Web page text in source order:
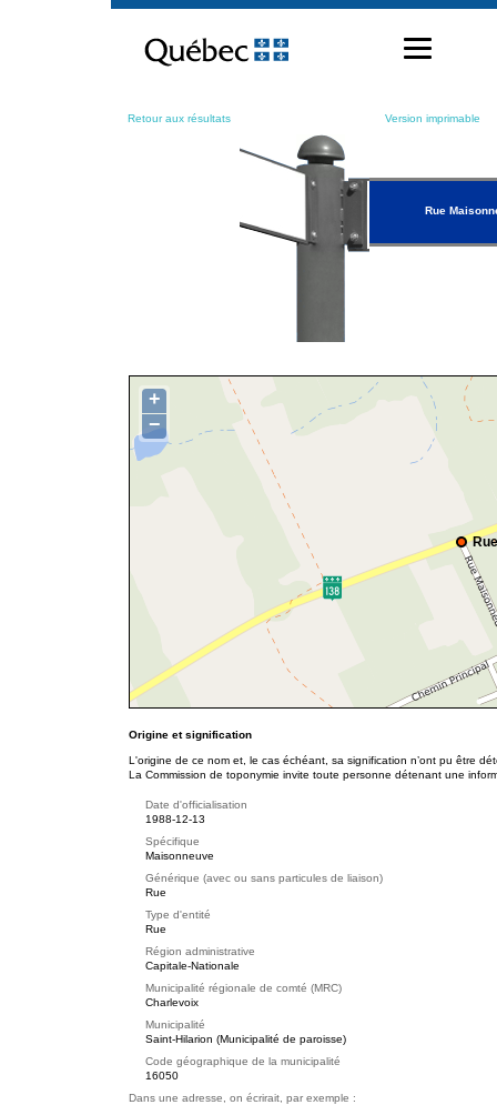
contenu
Retour aux résultats Version imprimable
Rue
+
−
Origine et signification
L'origine de ce nom et, le cas échéant, sa signification n’ont pu être
La Commission de toponymie invite toute personne détenant une
Date d'officialisation
1988-12-13
Spécifique
Maisonneuve
Générique (avec ou sans particules de liaison)
Rue
Type d'entité
Rue
Région administrative
Capitale-Nationale
Municipalité régionale de comté (MRC)
Charlevoix
Municipalité
Saint-Hilarion (Municipalité de paroisse)
Code géographique de la municipalité
16050
Dans une adresse, on écrirait, par exemple :